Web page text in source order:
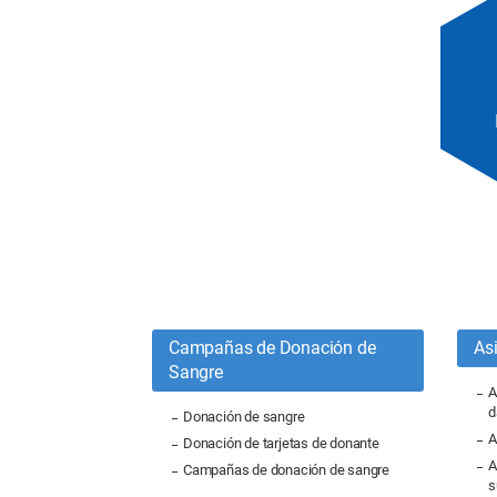
Campañas de Donación de
Sangre
Donación de sangre
Donación de tarjetas de donante
Campañas de donación de sangre